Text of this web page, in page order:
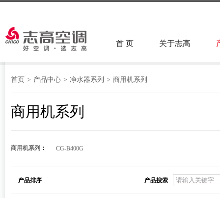
首 页 关于志高
首页 > 产品中心 > 净水器系列 > 商用机系列
商用机系列
商用机系列 ： CG-B400G
产品排序 产品搜索